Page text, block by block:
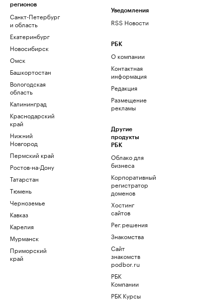
регионов
Санкт-Петербург
и область
Екатеринбург
Новосибирск
Омск
Башкортостан
Вологодская
область
Калининград
Краснодарский
край
Нижний
Новгород
Пермский край
Ростов-на-Дону
Татарстан
Тюмень
Черноземье
Кавказ
Карелия
Мурманск
Приморский
край
Уведомления
RSS Новости
РБК
О компании
Контактная
информация
Редакция
Размещение
рекламы
Другие
продукты
РБК
Облако для
бизнеса
Корпоративный
регистратор
доменов
Хостинг
сайтов
Рег.решения
Знакомства
Сайт
знакомств
podbor.ru
РБК
Компании
РБК Курсы